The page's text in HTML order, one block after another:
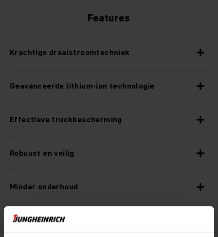
Features
Krachtige draaistroomtechniek
Geavanceerde lithium-ion technologie
Effectieve truckbescherming
Robuust en veilig
Minder onderhoud
Optimale ondersteuning van de bestuurder